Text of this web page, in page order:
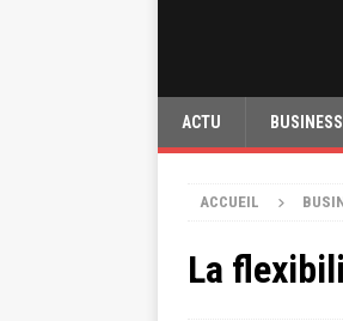
ACTU BUSINESS
ACCUEIL
La